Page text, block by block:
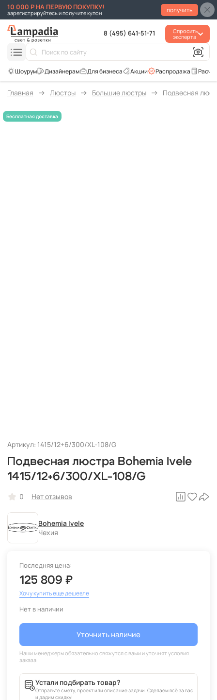
10 000 Р НА ПЕРВУЮ ПОКУПКУ!
зарегистрируйтесь и получите купон получить
8 (495) 641-51-71
Спросить
эксперта
Распродажа
Акции
Для бизнеса
Главная Люстры Большие люстры Подвесная
Артикул: 1415/12+6/300/XL-108/G
Подвесная люстра Bohemia Ivele
1415/12+6/300/XL-108/G
0 Нет отзывов
Bohemia Ivele
Чехия
Последняя цена:
125 809 ₽
Хочу купить еще дешевле
Нет в наличии
Уточнить наличие
Устали подбирать товар?
Отправьте смету, проект или описание задачи. Сделаем всё за вас
и дадим скидку!